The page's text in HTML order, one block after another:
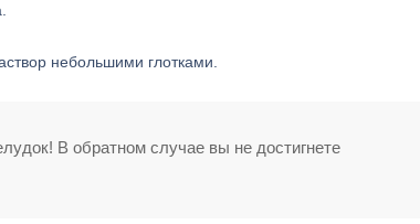
небольшими глотками.
В обратном случае вы не достигнете